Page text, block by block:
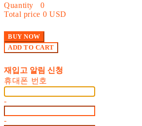
Quantity
0
Total price 0 USD
BUY NOW
ADD TO CART
재입고 알림 신청
휴대폰 번호
-
-